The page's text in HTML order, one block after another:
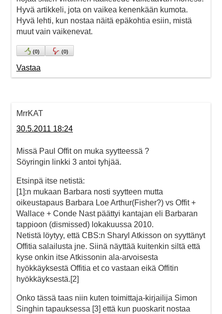
Hyvä artikkeli, jota on vaikea kenenkään kumota.
Hyvä lehti, kun nostaa näitä epäkohtia esiin, mistä
muut vain vaikenevat.
(0) (0)
Vastaa
MrrKAT
30.5.2011 18:24
Missä Paul Offit on muka syytteessä ?
Söyringin linkki 3 antoi tyhjää.
Etsinpä itse netistä:
[1]:n mukaan Barbara nosti syytteen mutta
oikeustapaus Barbara Loe Arthur(Fisher?) vs Offit +
Wallace + Conde Nast päättyi kantajan eli Barbaran
tappioon (dismissed) lokakuussa 2010.
Netistä löytyy, että CBS:n Sharyl Atkisson on syyttänyt
Offitia salailusta jne. Siinä näyttää kuitenkin siltä että
kyse onkin itse Atkissonin ala-arvoisesta
hyökkäyksestä Offitia et co vastaan eikä Offitin
hyökkäyksestä.[2]
Onko tässä taas niin kuten toimittaja-kirjailija Simon
Singhin tapauksessa [3] että kun puoskarit nostaa